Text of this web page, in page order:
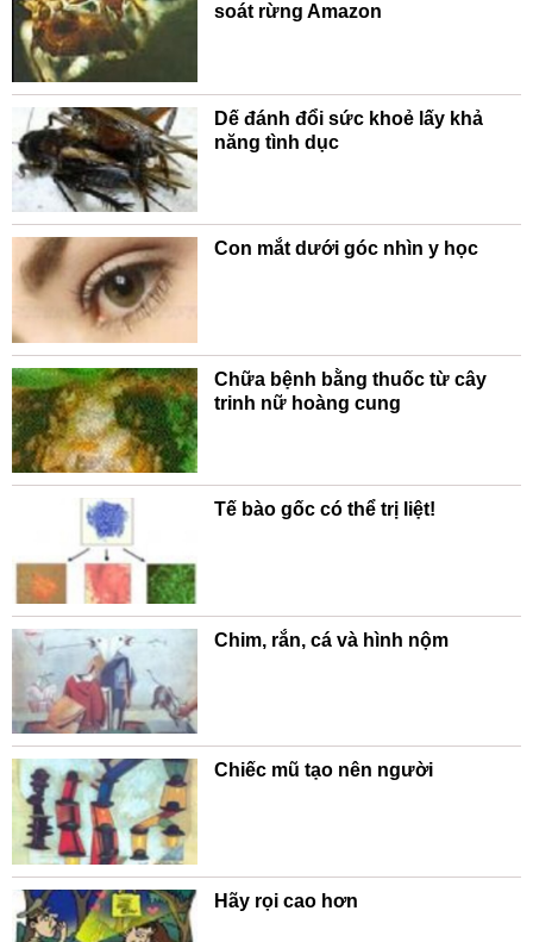
soát rừng Amazon
Dế đánh đổi sức khoẻ lấy khả
năng tình dục
Con mắt dưới góc nhìn y học
Chữa bệnh bằng thuốc từ cây
trinh nữ hoàng cung
Tế bào gốc có thể trị liệt!
Chim, rắn, cá và hình nộm
Chiếc mũ tạo nên người
Hãy rọi cao hơn